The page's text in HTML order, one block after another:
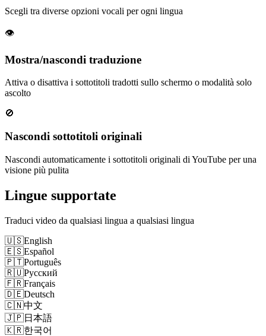
Scegli tra diverse opzioni vocali per ogni lingua
👁️
Mostra/nascondi traduzione
Attiva o disattiva i sottotitoli tradotti sullo schermo o modalità solo
ascolto
🚫
Nascondi sottotitoli originali
Nascondi automaticamente i sottotitoli originali di YouTube per una
visione più pulita
Lingue supportate
Traduci video da qualsiasi lingua a qualsiasi lingua
🇺🇸English
🇪🇸Español
🇵🇹Português
🇷🇺Русский
🇫🇷Français
🇩🇪Deutsch
🇨🇳中文
🇯🇵日本語
🇰🇷한국어